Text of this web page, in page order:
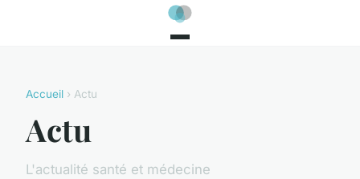
Accueil › Actu
Actu
L'actualité santé et médecine